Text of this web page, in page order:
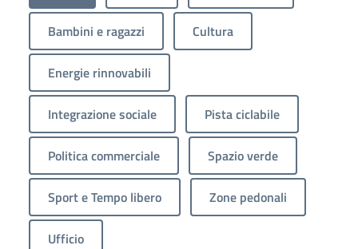
Bambini e ragazzi Cultura
Energie rinnovabili
Integrazione sociale Pista ciclabile
Politica commerciale Spazio verde
Sport e Tempo libero Zone pedonali
Ufficio